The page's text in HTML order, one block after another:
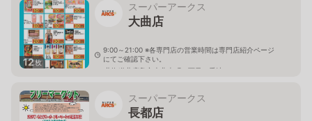
12枚
スーパーアークス
大曲店
9:00～21:00 ※各専門店の営業時間は専門店紹介ページ
にてご確認下さい。
北海道北広島市大曲幸町６丁目１番地
スーパーアークス
長都店